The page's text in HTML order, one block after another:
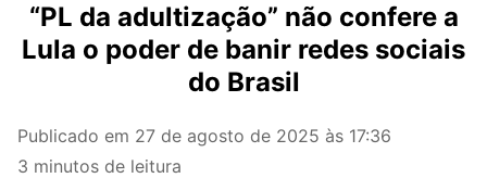
“PL da adultização” não confere a
Lula o poder de banir redes sociais
do Brasil
Publicado em 27 de agosto de 2025 às 17:36
3 minutos de leitura